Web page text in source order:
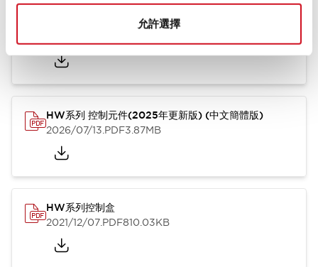
允許選擇
HW系列 Push-in式 控制元件 (中文簡體版)
HW系列 控制元件(2025年更新版) (中文簡體版)
2026/07/13.PDF3.87MB
HW系列控制盒
2021/12/07.PDF810.03KB